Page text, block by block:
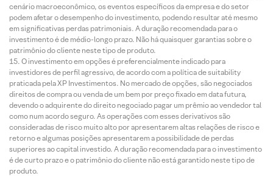
cenário macroeconômico, os eventos específicos da empresa e do setor
podem afetar o desempenho do investimento, podendo resultar até mesmo
em significativas perdas patrimoniais. A duração recomendada para o
investimento é de médio-longo prazo. Não há quaisquer garantias sobre o
patrimônio do cliente neste tipo de produto.
O investimento em opções é preferencialmente indicado para
investidores de perfil agressivo, de acordo com a política de suitability
praticada pela XP Investimentos. No mercado de opções, são negociados
direitos de compra ou venda de um bem por preço fixado em data futura,
devendo o adquirente do direito negociado pagar um prêmio ao vendedor tal
como num acordo seguro. As operações com esses derivativos são
consideradas de risco muito alto por apresentarem altas relações de risco e
retorno e algumas posições apresentarem a possibilidade de perdas
superiores ao capital investido. A duração recomendada para o investimento
é de curto prazo e o patrimônio do cliente não está garantido neste tipo de
produto.